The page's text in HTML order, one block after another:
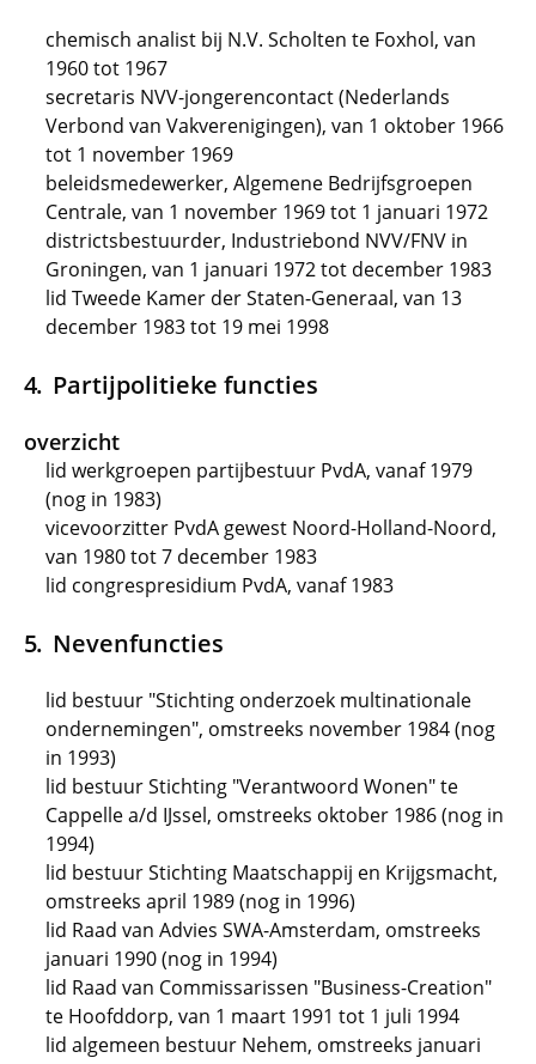
chemisch analist bij N.V. Scholten te Foxhol, van
1960 tot 1967
secretaris NVV-jongerencontact (Nederlands
Verbond van Vakverenigingen), van 1 oktober 1966
tot 1 november 1969
beleidsmedewerker, Algemene Bedrijfsgroepen
Centrale, van 1 november 1969 tot 1 januari 1972
districtsbestuurder, Industriebond NVV/FNV in
Groningen, van 1 januari 1972 tot december 1983
lid Tweede Kamer der Staten-Generaal, van 13
december 1983 tot 19 mei 1998
Partijpolitieke functies
overzicht
lid werkgroepen partijbestuur PvdA, vanaf 1979
(nog in 1983)
vicevoorzitter PvdA gewest Noord-Holland-Noord,
van 1980 tot 7 december 1983
lid congrespresidium PvdA, vanaf 1983
Nevenfuncties
lid bestuur "Stichting onderzoek multinationale
ondernemingen", omstreeks november 1984 (nog
in 1993)
lid bestuur Stichting "Verantwoord Wonen" te
Cappelle a/d IJssel, omstreeks oktober 1986 (nog in
1994)
lid bestuur Stichting Maatschappij en Krijgsmacht,
omstreeks april 1989 (nog in 1996)
lid Raad van Advies SWA-Amsterdam, omstreeks
januari 1990 (nog in 1994)
lid Raad van Commissarissen "Business-Creation"
te Hoofddorp, van 1 maart 1991 tot 1 juli 1994
lid algemeen bestuur Nehem, omstreeks januari